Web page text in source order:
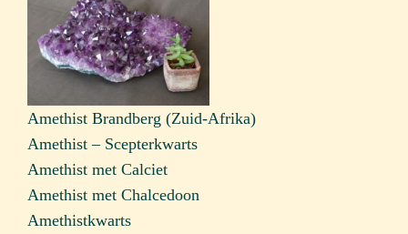
Amethist Brandberg (Zuid-Afrika)
Amethist – Scepterkwarts
Amethist met Calciet
Amethist met Chalcedoon
Amethistkwarts